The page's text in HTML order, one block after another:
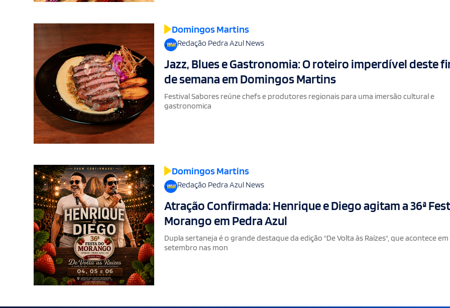
Domingos Martins
Redação Pedra Azul News
Jazz, Blues e Gastronomia: O roteiro imperdível deste
de semana em Domingos Martins
Festival Sabores reúne chefs e produtores regionais para uma imersão cultural e
gastronomica
Domingos Martins
Redação Pedra Azul News
Atração Confirmada: Henrique e Diego agitam a 36ª
Morango em Pedra Azul
Dupla sertaneja é o grande destaque da edição "De Volta às Raízes", que acontece em
setembro nas mon